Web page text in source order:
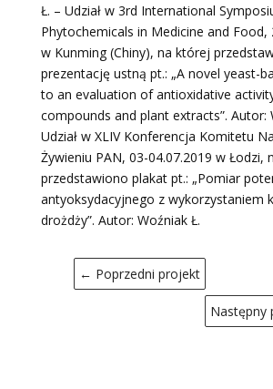
Ł. – Udział w 3rd International
Phytochemicals in Medicine and Food,
w Kunming (Chiny), na której
prezentację ustną pt.: „A novel yeast-
to an evaluation of antioxidative
compounds and plant extracts”. Autor:
Udział w XLIV Konferencja Komitetu
Żywieniu PAN, 03-04.07.2019 w Łodzi,
przedstawiono plakat pt.: „Pomiar
antyoksydacyjnego z wykorzystaniem
drożdży”. Autor: Woźniak Ł.
← Poprzedni projekt
Następny